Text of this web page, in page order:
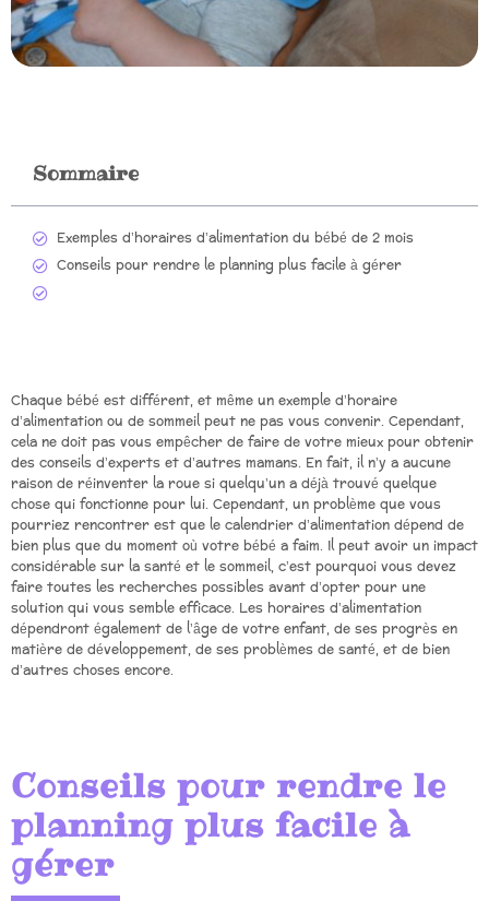
Sommaire
Exemples d’horaires d’alimentation du bébé de 2 mois
Conseils pour rendre le planning plus facile à gérer
Chaque bébé est différent, et même un exemple d’horaire
d’alimentation ou de sommeil peut ne pas vous convenir. Cependant,
cela ne doit pas vous empêcher de faire de votre mieux pour obtenir
des conseils d’experts et d’autres mamans. En fait, il n’y a aucune
raison de réinventer la roue si quelqu’un a déjà trouvé quelque
chose qui fonctionne pour lui. Cependant, un problème que vous
pourriez rencontrer est que le calendrier d’alimentation dépend de
bien plus que du moment où votre bébé a faim. Il peut avoir un impact
considérable sur la santé et le sommeil, c’est pourquoi vous devez
faire toutes les recherches possibles avant d’opter pour une
solution qui vous semble efficace. Les horaires d’alimentation
dépendront également de l’âge de votre enfant, de ses progrès en
matière de développement, de ses problèmes de santé, et de bien
d’autres choses encore.
Conseils pour rendre le
planning plus facile à
gérer